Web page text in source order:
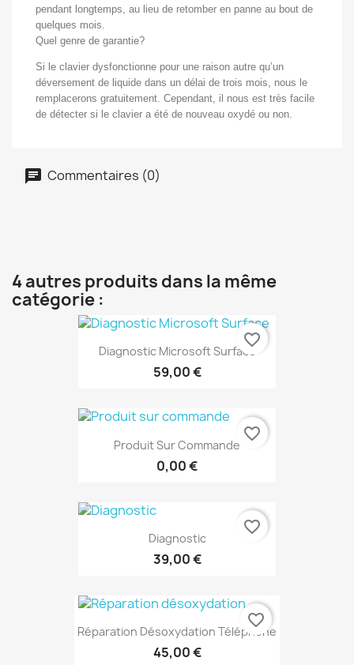
pendant longtemps, au lieu de retomber en panne au bout de
quelques mois.
Quel genre de garantie?
Si le clavier dysfonctionne pour une raison autre qu’un
déversement de liquide dans un délai de trois mois, nous le
remplacerons gratuitement. Cependant, il nous est très facile
de détecter si le clavier a été de nouveau oxydé ou non.
Commentaires (0)
4 autres produits dans la même
catégorie :
Diagnostic Microsoft Surface
59,00 €
favorite_border
Produit Sur Commande
0,00 €
favorite_border
Diagnostic
39,00 €
favorite_border
Réparation Désoxydation Téléphone
45,00 €
favorite_border